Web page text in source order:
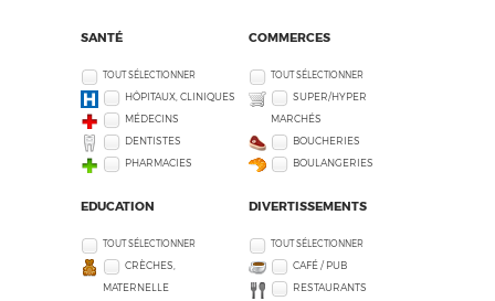
SANTÉ
TOUT SÉLECTIONNER
HÔPITAUX, CLINIQUES
MÉDECINS
DENTISTES
PHARMACIES
COMMERCES
TOUT SÉLECTIONNER
SUPER/HYPER
MARCHÉS
BOUCHERIES
BOULANGERIES
EDUCATION
TOUT SÉLECTIONNER
CRÈCHES,
MATERNELLE
DIVERTISSEMENTS
TOUT SÉLECTIONNER
CAFÉ / PUB
RESTAURANTS